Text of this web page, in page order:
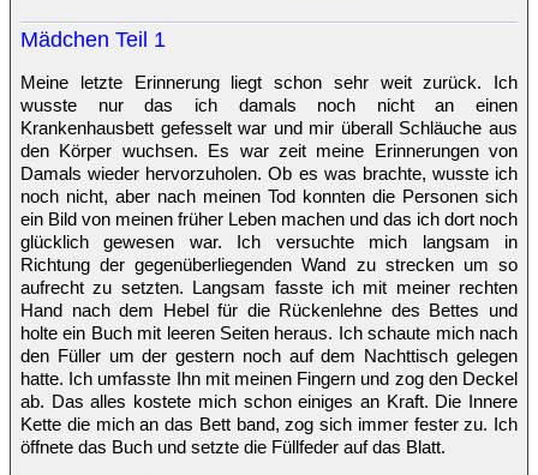
Mädchen Teil 1
Meine letzte Erinnerung liegt schon sehr weit zurück. Ich
wusste nur das ich damals noch nicht an einen
Krankenhausbett gefesselt war und mir überall Schläuche aus
den Körper wuchsen. Es war zeit meine Erinnerungen von
Damals wieder hervorzuholen. Ob es was brachte, wusste ich
noch nicht, aber nach meinen Tod konnten die Personen sich
ein Bild von meinen früher Leben machen und das ich dort noch
glücklich gewesen war. Ich versuchte mich langsam in
Richtung der gegenüberliegenden Wand zu strecken um so
aufrecht zu setzten. Langsam fasste ich mit meiner rechten
Hand nach dem Hebel für die Rückenlehne des Bettes und
holte ein Buch mit leeren Seiten heraus. Ich schaute mich nach
den Füller um der gestern noch auf dem Nachttisch gelegen
hatte. Ich umfasste Ihn mit meinen Fingern und zog den Deckel
ab. Das alles kostete mich schon einiges an Kraft. Die Innere
Kette die mich an das Bett band, zog sich immer fester zu. Ich
öffnete das Buch und setzte die Füllfeder auf das Blatt.